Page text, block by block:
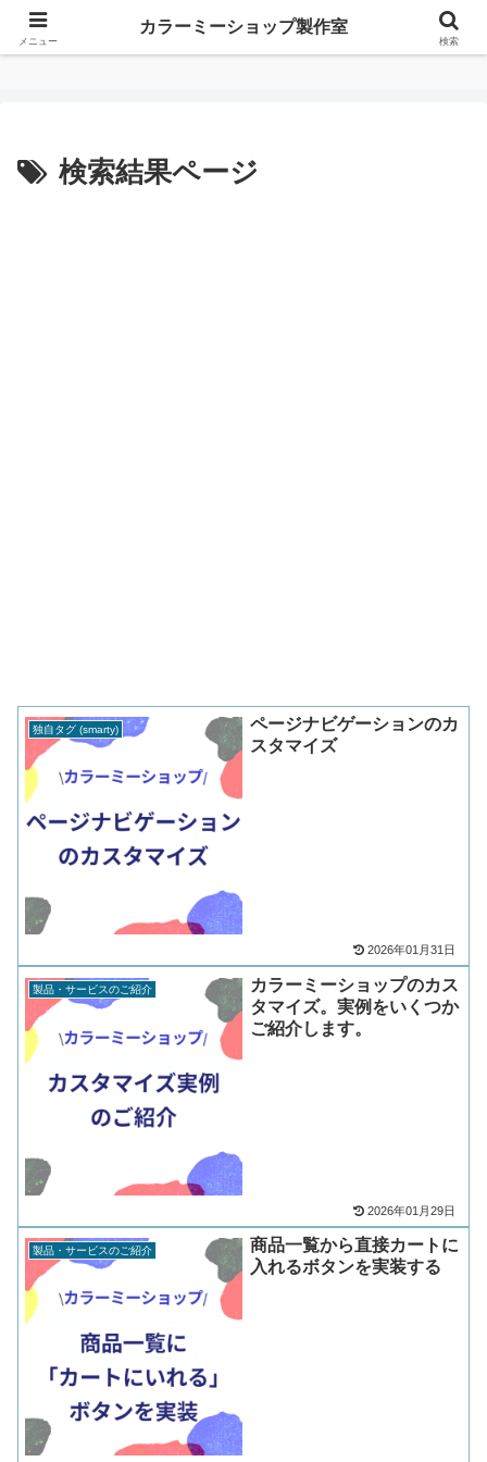
カラーミーショップ製作室
検索結果ページ
独自タグ (smarty)
ページナビゲーションのカ
スタマイズ
2026年01月31日
製品・サービスのご紹介
カラーミーショップのカス
タマイズ。実例をいくつか
ご紹介します。
2026年01月29日
製品・サービスのご紹介
商品一覧から直接カートに
入れるボタンを実装する
メニュー
カラーミーショップ製作室
検索